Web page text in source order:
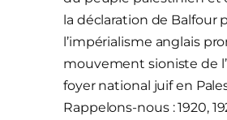
la déclaration de Balfour
l’impérialisme anglais
mouvement sioniste de
foyer national juif en
Rappelons-nous : 1920,